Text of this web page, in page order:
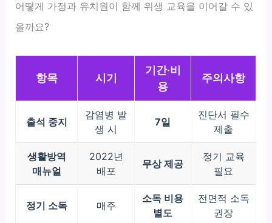
어떻게 가정과 유치원이 함께 위생 교육을 이어갈 수 있
을까요?
항목 시기
기간·비
용
주의사항
출석 중지
감염병 발
생 시
7일
진단서 필수
제출
생활방역
매뉴얼
2022년
배포
무상 제공
정기 교육
필요
정기 소독 매주
소독 비용
별도
전면적 소독
권장